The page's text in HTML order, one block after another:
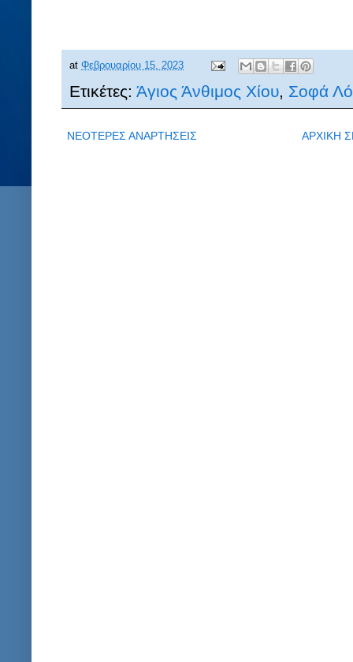
at Φεβρουαρίου 15, 2023
Ετικέτες: Άγιος Άνθιμος Χίου, Σοφά
ΝΕΟΤΕΡΕΣ ΑΝΑΡΤΗΣΕΙΣ ΑΡΧΙΚΗ